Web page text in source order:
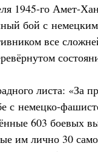
1945-го Амет-
бой с
все
листа: «За
с немецко-
603 боевых
им лично 30